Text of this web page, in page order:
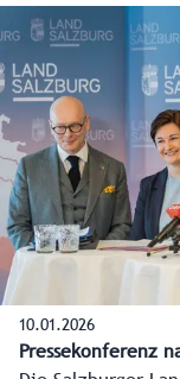
Regionalpolitik
Aufgabe bewegt
über Soziales bis
liegen, erklärt der
10.01.2026
Pressekonferenz